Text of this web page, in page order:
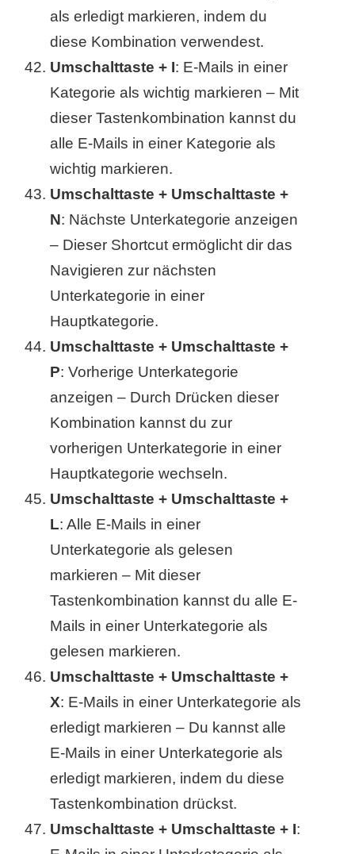
als erledigt markieren, indem du
diese Kombination verwendest.
Umschalttaste + I: E-Mails in einer
Kategorie als wichtig markieren – Mit
dieser Tastenkombination kannst du
alle E-Mails in einer Kategorie als
wichtig markieren.
Umschalttaste + Umschalttaste +
N: Nächste Unterkategorie anzeigen
– Dieser Shortcut ermöglicht dir das
Navigieren zur nächsten
Unterkategorie in einer
Hauptkategorie.
Umschalttaste + Umschalttaste +
P: Vorherige Unterkategorie
anzeigen – Durch Drücken dieser
Kombination kannst du zur
vorherigen Unterkategorie in einer
Hauptkategorie wechseln.
Umschalttaste + Umschalttaste +
L: Alle E-Mails in einer
Unterkategorie als gelesen
markieren – Mit dieser
Tastenkombination kannst du alle E-
Mails in einer Unterkategorie als
gelesen markieren.
Umschalttaste + Umschalttaste +
X: E-Mails in einer Unterkategorie als
erledigt markieren – Du kannst alle
E-Mails in einer Unterkategorie als
erledigt markieren, indem du diese
Tastenkombination drückst.
Umschalttaste + Umschalttaste + I: